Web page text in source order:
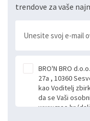
trendove za vaše
BRO'N BRO
27a , 10360
kao Voditelj
da se Vaši
www.mae.hr
obrađeni.